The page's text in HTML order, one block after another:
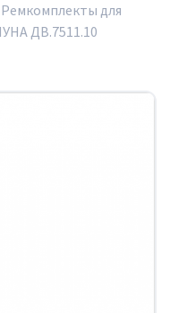
Ремкомплекты для
ДВ.7511.10